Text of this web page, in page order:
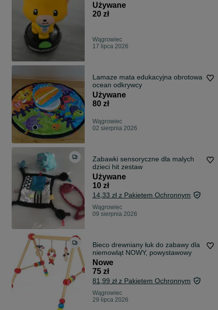
Używane
20 zł
Wągrowiec
17 lipca 2026
Lamaze mata edukacyjna obrotowa
ocean odkrywcy
Używane
80 zł
Wągrowiec
02 sierpnia 2026
Zabawki sensoryczne dla malych
dzieci hit zestaw
Używane
10 zł
14,33 zł z Pakietem Ochronnym
Wągrowiec
09 sierpnia 2026
Bieco drewniany łuk do zabawy dla
niemowląt NOWY, powystawowy
Nowe
75 zł
81,99 zł z Pakietem Ochronnym
Wągrowiec
29 lipca 2026